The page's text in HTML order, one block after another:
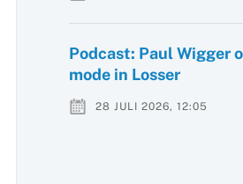
Podcast: Paul Wigger
mode in Losser
28 JULI 2026, 12:05